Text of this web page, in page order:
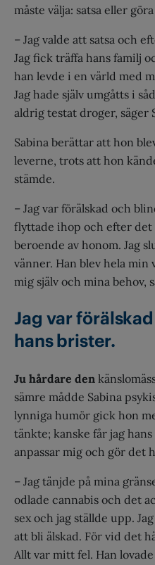
måste välja: satsa eller
– Jag valde att satsa och
Jag fick träffa hans familj
han levde i en värld med
Jag hade själv umgåtts i
aldrig testat droger, säger
Sabina berättar att hon
leverne, trots att hon
stämde.
– Jag var förälskad och
flyttade ihop och efter det
beroende av honom. Jag
vänner. Han blev hela
mig själv och mina behov,
Jag var
hans brister.
Ju hårdare den
sämre mådde Sabina
lynniga humör gick hon
tänkte; kanske får jag
anpassar mig och gör det
– Jag tänjde på mina
odlade cannabis och det
sex och jag ställde upp.
att bli älskad. För vid det
Allt var mitt fel. Han